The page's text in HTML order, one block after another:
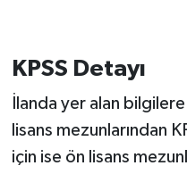
KPSS Detayı
İlanda yer alan
lisans mezunlarından
için ise ön lisans